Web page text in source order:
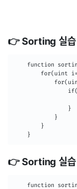
👉 Sorting 실
function
for(uint
                }
            }
        }
    }
👉 Sorting 실
function